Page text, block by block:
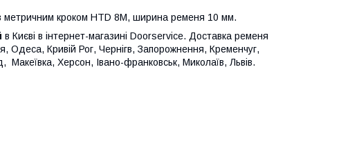
метричним кроком HTD 8М, ширина ременя 10 мм.
в Києві в інтернет-магазині Doorservice. Доставка ременя
Одеса, Кривій Рог, Чернігв, Запорожнення, Кременчуг,
Херсон, Івано-франковськ, Миколаїв, Львів.